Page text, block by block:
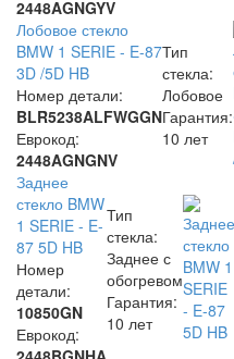
2448AGNGYV
Лобовое стекло
BMW 1 SERIE - E-87
3D /5D HB
Номер детали:
BLR5238ALFWGGN
Еврокод:
2448AGNGNV
Тип
стекла:
Лобовое
Гарантия:
10 лет
Заднее
стекло BMW
1 SERIE - E-
87 5D HB
Номер
детали:
10850GN
Еврокод:
Тип
стекла:
Заднее с
обогревом
Гарантия:
10 лет